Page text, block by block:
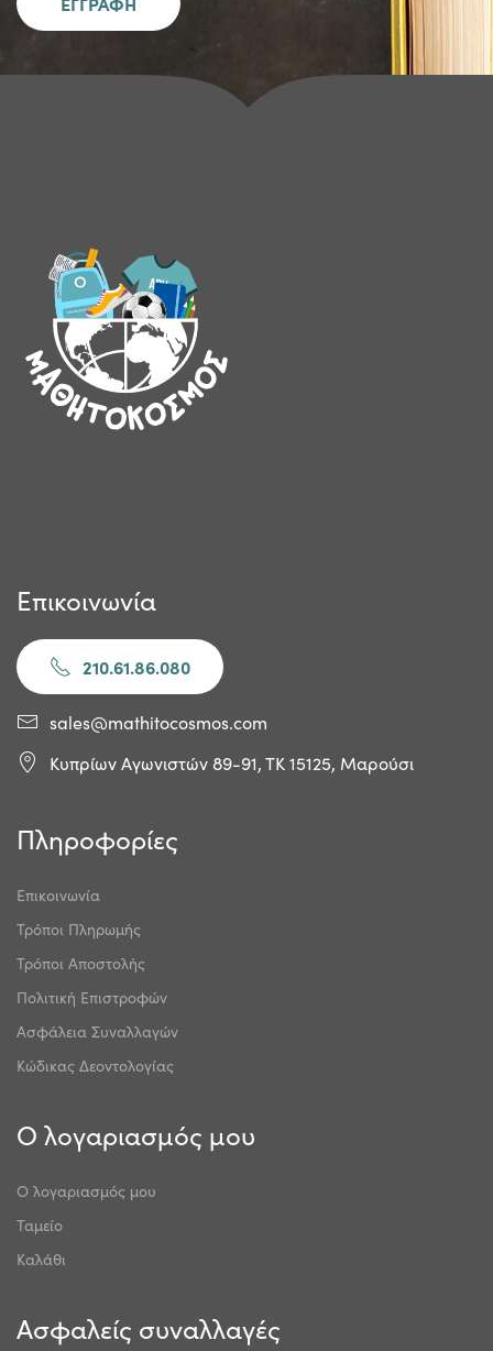
Επικοινωνία
210.61.86.080
sales@mathitocosmos.com
Κυπρίων Αγωνιστών 89-91, ΤΚ 15125, Μαρούσι
Πληροφορίες
Επικοινωνία
Τρόποι Πληρωμής
Τρόποι Αποστολής
Πολιτική Επιστροφών
Ασφάλεια Συναλλαγών
Κώδικας Δεοντολογίας
Ο λογαριασμός μου
Ο λογαριασμός μου
Ταμείο
Καλάθι
Ασφαλείς συναλλαγές